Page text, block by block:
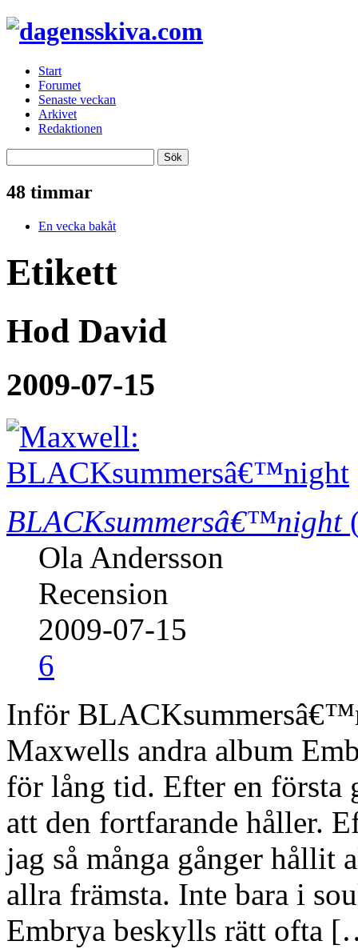
Start
Forumet
Senaste veckan
Arkivet
Redaktionen
48 timmar
En vecka bakåt
Etikett
Hod David
2009-07-15
BLACKsummersâ€™night
Ola Andersson
Recension
2009-07-15
6
Inför
Maxwells andra album
för lång tid. Efter en första
att den fortfarande håller.
jag så många gånger hållit
allra främsta. Inte bara i
Embrya beskylls rätt ofta